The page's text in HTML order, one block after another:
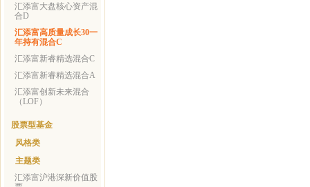
汇添富大盘核心资产混
合D
汇添富高质量成长30一
年持有混合C
汇添富新睿精选混合C
汇添富新睿精选混合A
汇添富创新未来混合
（LOF）
股票型基金
风格类
主题类
汇添富沪港深新价值股